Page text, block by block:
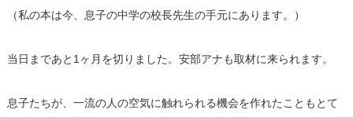
（私の本は今、息子の中学の校長先生の手元にあります。）
当日まであと1ヶ月を切りました。安部アナも取材に来られます。
息子たちが、一流の人の空気に触れられる機会を作れたこともとて